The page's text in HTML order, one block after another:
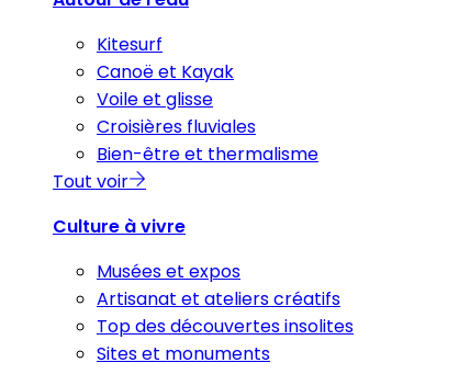
Kitesurf
Canoë et Kayak
Voile et glisse
Croisières fluviales
Bien-être et thermalisme
Tout voir
Culture à vivre
Musées et expos
Artisanat et ateliers créatifs
Top des découvertes insolites
Sites et monuments